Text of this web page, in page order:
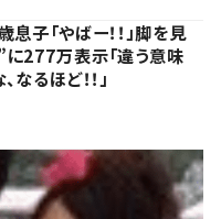
子「やばー！！」脚を見
277万表示「違う意味
なるほど！！」